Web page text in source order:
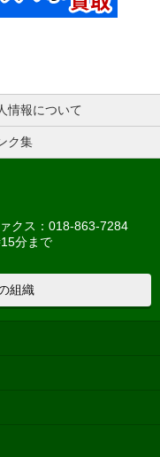
情報について
ク集
クス：018-863-7284
分まで
組織